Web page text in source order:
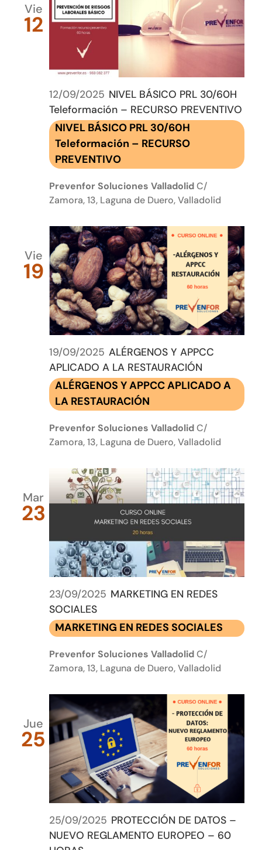
Vie
12
12/09/2025 NIVEL BÁSICO PRL 30/60H
Teleformación – RECURSO PREVENTIVO
NIVEL BÁSICO PRL 30/60H
Teleformación – RECURSO
PREVENTIVO
Prevenfor Soluciones ValladolidC/
Zamora, 13, Laguna de Duero, Valladolid
Vie
19
19/09/2025 ALÉRGENOS Y APPCC
APLICADO A LA RESTAURACIÓN
ALÉRGENOS Y APPCC APLICADO A
LA RESTAURACIÓN
Prevenfor Soluciones ValladolidC/
Zamora, 13, Laguna de Duero, Valladolid
Mar
23
23/09/2025 MARKETING EN REDES
SOCIALES
MARKETING EN REDES SOCIALES
Prevenfor Soluciones ValladolidC/
Zamora, 13, Laguna de Duero, Valladolid
Jue
25
25/09/2025 PROTECCIÓN DE DATOS –
NUEVO REGLAMENTO EUROPEO – 60